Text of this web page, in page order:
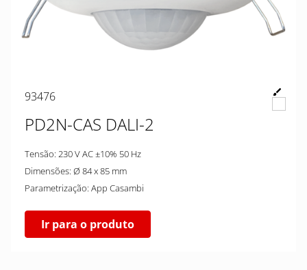
93476
PD2N-CAS DALI-2
Tensão: 230 V AC ±10% 50 Hz
Dimensões: Ø 84 x 85 mm
Parametrização: App Casambi
Ir para o produto